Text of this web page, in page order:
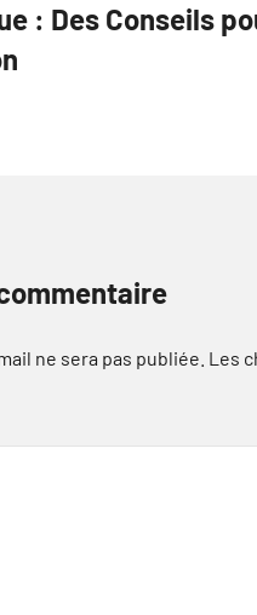
: Des Conseils
ne sera pas publiée. Les